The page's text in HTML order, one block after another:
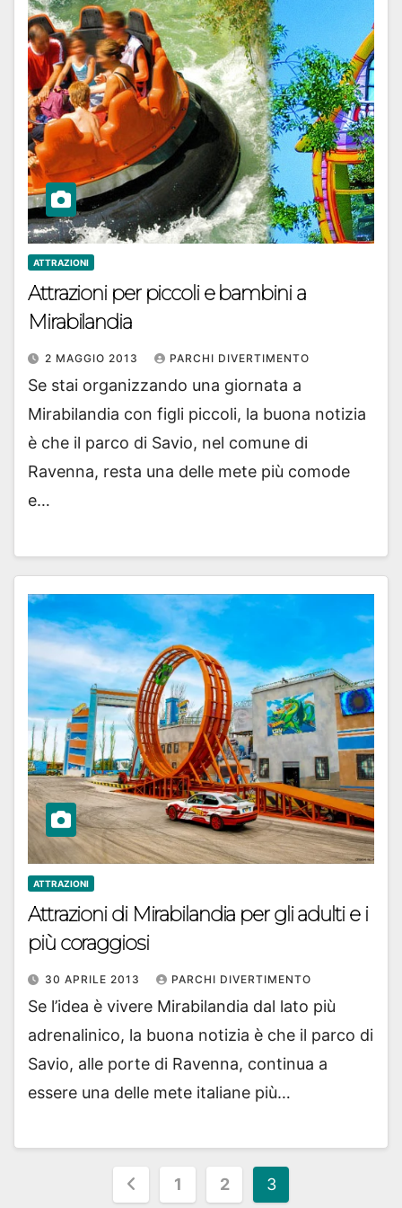
ATTRAZIONI
Attrazioni per piccoli e bambini a
Mirabilandia
2 MAGGIO 2013 PARCHI DIVERTIMENTO
Se stai organizzando una giornata a
Mirabilandia con figli piccoli, la buona notizia
è che il parco di Savio, nel comune di
Ravenna, resta una delle mete più comode
e…
ATTRAZIONI
Attrazioni di Mirabilandia per gli adulti e i
più coraggiosi
30 APRILE 2013 PARCHI DIVERTIMENTO
Se l’idea è vivere Mirabilandia dal lato più
adrenalinico, la buona notizia è che il parco di
Savio, alle porte di Ravenna, continua a
essere una delle mete italiane più…
Paginazione
1 2 3